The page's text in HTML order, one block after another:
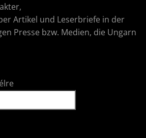
Artikel und Leserbriefe in der
Presse bzw. Medien, die Ungarn